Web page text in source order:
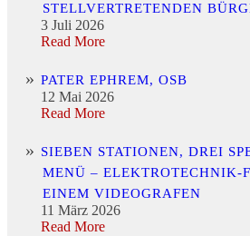
STELLVERTRETENDEN
3 Juli 2026
Read More
PATER EPHREM, OSB
12 Mai 2026
Read More
SIEBEN STATIONEN, DREI
MENÜ – ELEKTROTECHNIK-
EINEM VIDEOGRAFEN
11 März 2026
Read More